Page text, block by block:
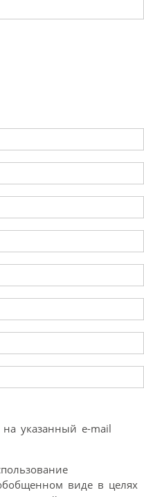
указанный e-mail
виде в целях